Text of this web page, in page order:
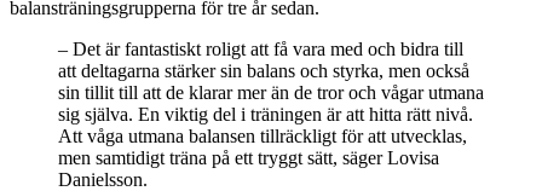
balansträningsgrupperna för tre år sedan.
– Det är fantastiskt roligt att få vara med och bidra till
att deltagarna stärker sin balans och styrka, men också
sin tillit till att de klarar mer än de tror och vågar utmana
sig själva. En viktig del i träningen är att hitta rätt nivå.
Att våga utmana balansen tillräckligt för att utvecklas,
men samtidigt träna på ett tryggt sätt, säger Lovisa
Danielsson.